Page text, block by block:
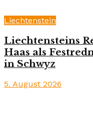
Liechtenstein
Liechtensteins
Haas als
in Schwyz
5. August 2026